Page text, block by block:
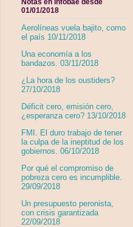
Notas en Infobae desde
01/01/2018
Aerolíneas vuela bajito, como
el país 10/11/2018
Una economía a los
bandazos. 03/11/2018
¿La hora de los oustiders?
27/10/2018
Déficit cero, emisión cero,
¿esperanza cero? 13/10/2018
FMI. El duro trabajo de tener
la culpa de la ineptitud de los
gobiernos. 06/10/2018
Por qué el compromiso de
pobreza cero es incumplible.
29/09/2018
Un presupuesto peronista,
con crisis garantizada
22/09/2018